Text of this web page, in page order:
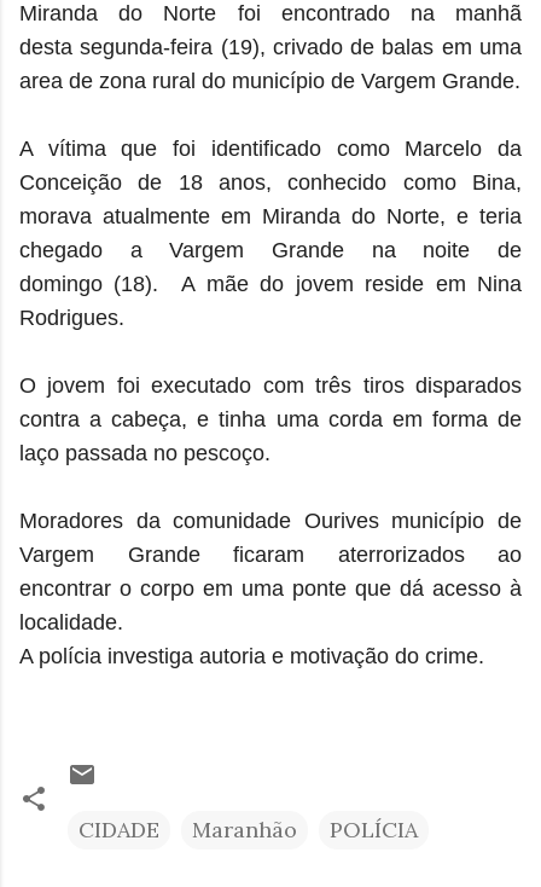
Miranda do Norte foi encontrado na manhã
desta segunda-feira (19), crivado de balas em uma
area de zona rural do município de Vargem Grande.
A vítima que foi identificado como Marcelo da
Conceição de 18 anos, conhecido como Bina,
morava atualmente em Miranda do Norte, e teria
chegado a Vargem Grande na noite de
domingo (18).
A mãe do jovem reside em Nina
Rodrigues.
O jovem foi executado com três tiros disparados
contra a cabeça, e tinha uma corda em forma de
laço passada no pescoço.
Moradores da comunidade Ourives município de
Vargem Grande ficaram aterrorizados ao
encontrar o corpo em uma ponte que dá acesso à
localidade.
A polícia investiga autoria e motivação do crime.
CIDADE Maranhão POLÍCIA